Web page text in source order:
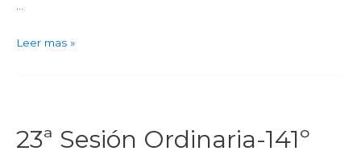
Leer mas »
23ª Sesión Ordinaria-141º